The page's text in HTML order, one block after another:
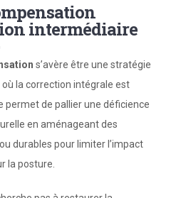
intermédiaire
s’avère être une stratégie
la correction intégrale est
permet de pallier une déficience
en aménageant des
durables pour limiter l’impact
la posture.